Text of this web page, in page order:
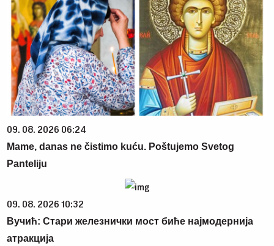
09. 08. 2026 06:24
Mame, danas ne čistimo kuću. Poštujemo Svetog
Panteliju
09. 08. 2026 10:32
Вучић: Стари железнички мост биће најмодернија
атракција